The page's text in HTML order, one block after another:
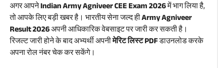
अगर आपनेIndian Army Agniveer CEE Exam 2026में भाग लिया है,
तो आपके लिए बड़ी खबर है। भारतीय सेना जल्द हीArmy Agniveer
Result 2026अपनी आधिकारिक वेबसाइट पर जारी कर सकती है।
रिजल्ट जारी होने के बाद अभ्यर्थी अपनीमेरिट लिस्ट PDFडाउनलोड करके
अपना रोल नंबर चेक कर सकेंगे।